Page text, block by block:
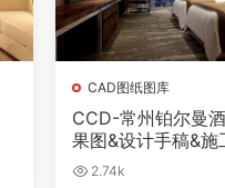
CAD图纸图库
CCD-常州铂尔曼
果图&设计手稿&施
2.74k